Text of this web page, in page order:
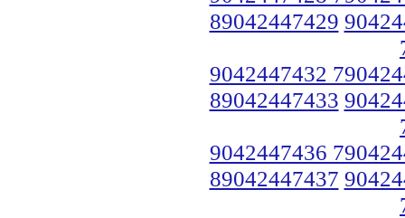
89042447429
9042447432
89042447433
9042447436
89042447437